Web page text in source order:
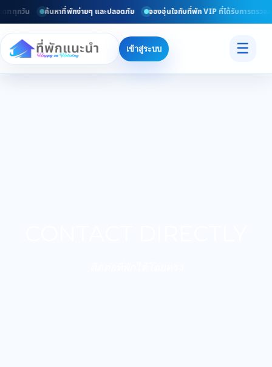
ททุกวัน ค้นหาที่พักง่ายๆ และปลอดภัย จองอุ่นใจกับที่พัก VIP ที่ได้รับการตรวจส
เข้าสู่ระบบ ☰